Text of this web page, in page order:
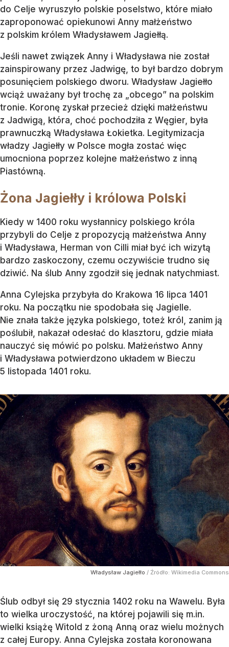
do Celje wyruszyło polskie poselstwo, które miało
zaproponować opiekunowi Anny małżeństwo
z polskim królem Władysławem Jagiełłą.
Jeśli nawet związek Anny i Władysława nie został
zainspirowany przez Jadwigę, to był bardzo dobrym
posunięciem polskiego dworu. Władysław Jagiełło
wciąż uważany był trochę za „obcego” na polskim
tronie. Koronę zyskał przecież dzięki małżeństwu
z Jadwigą, która, choć pochodziła z Węgier, była
prawnuczką Władysława Łokietka. Legitymizacja
władzy Jagiełły w Polsce mogła zostać więc
umocniona poprzez kolejne małżeństwo z inną
Piastówną.
Żona Jagiełły i królowa Polski
Kiedy w 1400 roku wysłannicy polskiego króla
przybyli do Celje z propozycją małżeństwa Anny
i Władysława, Herman von Cilli miał być ich wizytą
bardzo zaskoczony, czemu oczywiście trudno się
dziwić. Na ślub Anny zgodził się jednak natychmiast.
Anna Cylejska przybyła do Krakowa 16 lipca 1401
roku. Na początku nie spodobała się Jagielle.
Nie znała także języka polskiego, toteż król, zanim ją
poślubił, nakazał odesłać do klasztoru, gdzie miała
nauczyć się mówić po polsku. Małżeństwo Anny
i Władysława potwierdzono układem w Bieczu
5 listopada 1401 roku.
Władysław Jagiełło / Źródło: Wikimedia Commons
Ślub odbył się 29 stycznia 1402 roku na Wawelu. Była
to wielka uroczystość, na której pojawili się m.in.
wielki książę Witold z żoną Anną oraz wielu możnych
z całej Europy. Anna Cylejska została koronowana